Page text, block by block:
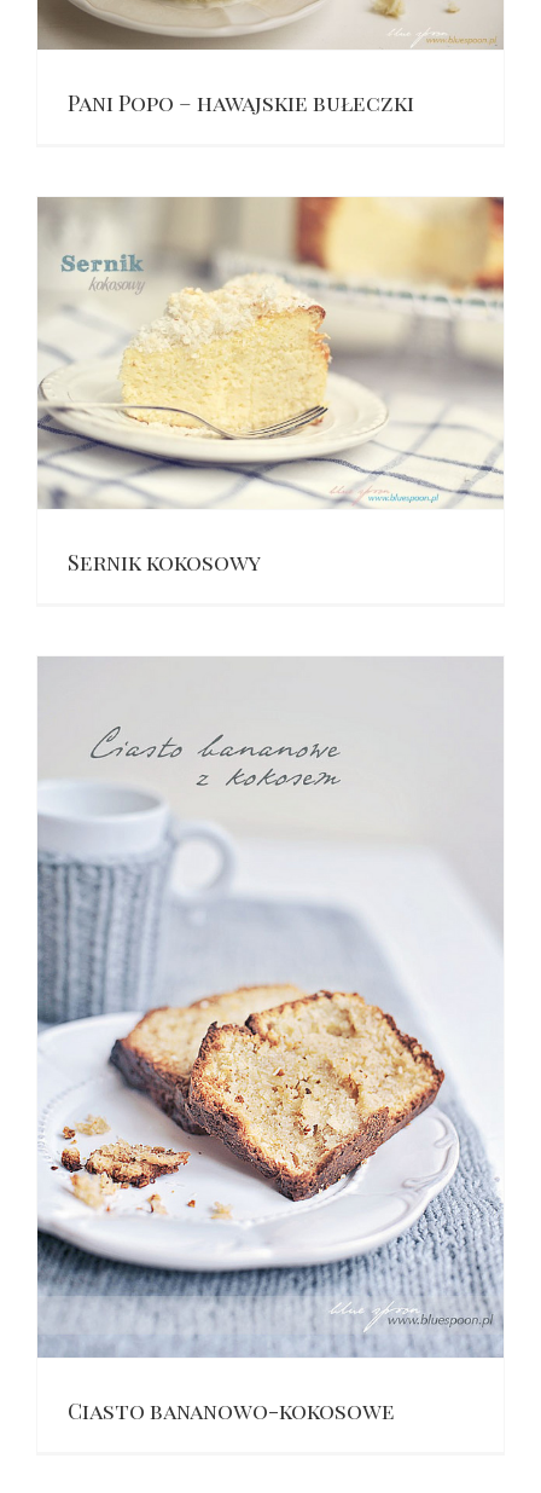
Pani Popo – hawajskie bułeczki
Sernik kokosowy
Ciasto bananowo-kokosowe